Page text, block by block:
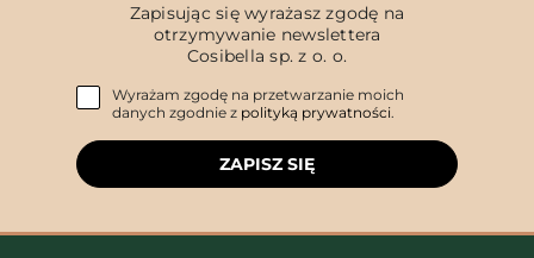
Zapisując się wyrażasz zgodę na
otrzymywanie newslettera
Cosibella sp. z o. o.
Wyrażam zgodę na przetwarzanie moich
danych zgodnie z polityką prywatności.
ZAPISZ SIĘ